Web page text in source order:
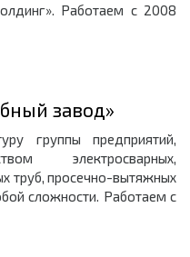
Работаем с 2008
завод»
группы предприятий,
электросварных,
труб, просечно-вытяжных
сложности. Работаем с